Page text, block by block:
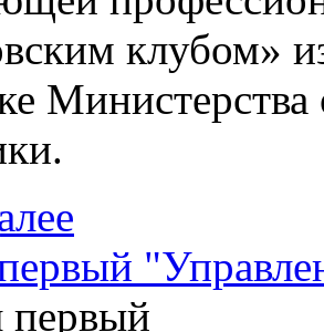
клубом»
Министерства